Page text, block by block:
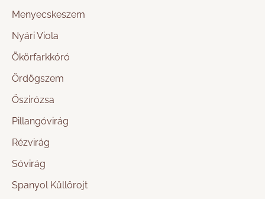
Menyecskeszem
Nyári Viola
Ökörfarkkóró
Ördögszem
Őszirózsa
Pillangóvirág
Rézvirág
Sóvirág
Spanyol Küllőrojt